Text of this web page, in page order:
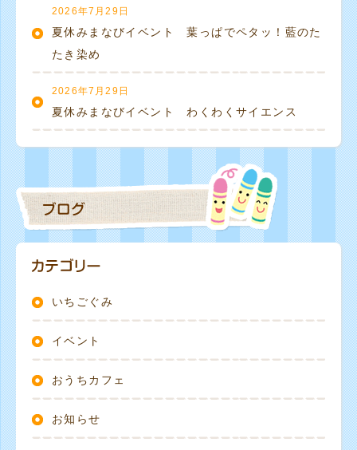
2026年7月29日
夏休みまなびイベント 葉っぱでペタッ！藍のた
たき染め
2026年7月29日
夏休みまなびイベント わくわくサイエンス
いちごぐみ
イベント
おうちカフェ
お知らせ